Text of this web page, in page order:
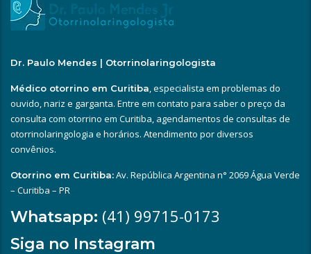
Dr. Paulo Mendes | Otorrinolaringologista
Médico otorrino em Curitiba, especialista em problemas do
ouvido, nariz e garganta. Entre em contato para saber o preço da
consulta com otorrino em Curitiba, agendamentos de consultas de
otorrinolaringologia e horários. Atendimento por diversos
convênios.
Otorrino em Curitiba:Av. República Argentina n° 2069 Água Verde
– Curitiba – PR
Whatsapp: (41) 99715-0173
Siga no Instagram